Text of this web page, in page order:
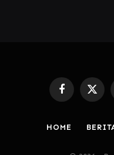
Facebook
X
HOME